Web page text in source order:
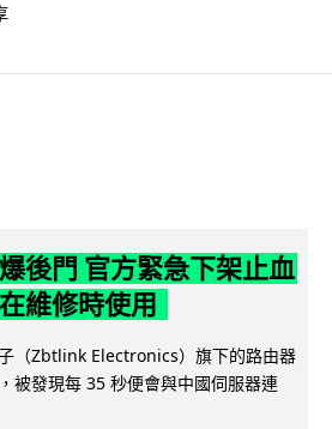
後門 官方緊急下架止血
維修時使用
（Zbtlink Electronics）旗下的路由器
被發現每 35 秒便會與中國伺服器連